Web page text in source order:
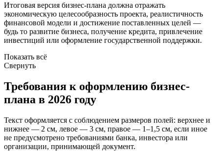
Итоговая версия бизнес-плана должна отражать
экономическую целесообразность проекта, реалистичность
финансовой модели и достижение поставленных целей —
будь то развитие бизнеса, получение кредита, привлечение
инвестиций или оформление государственной поддержки.
Показать всё
Свернуть
Требования к оформлению бизнес-
плана в 2026 году
Текст оформляется с соблюдением размеров полей: верхнее и
нижнее — 2 см, левое — 3 см, правое — 1–1,5 см, если иное
не предусмотрено требованиями банка, инвестора или
организации, принимающей документ.